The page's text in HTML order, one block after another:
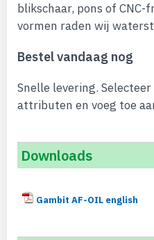
blikschaar, pons of CNC-
vormen raden wij
Bestel vandaag nog
Snelle levering.
attributen en voeg toe
Downloads
Gambit AF-OIL english